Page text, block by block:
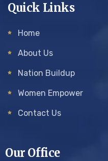
Quick Links
Home
About Us
Nation Buildup
Women Empower
Contact Us
Our Office